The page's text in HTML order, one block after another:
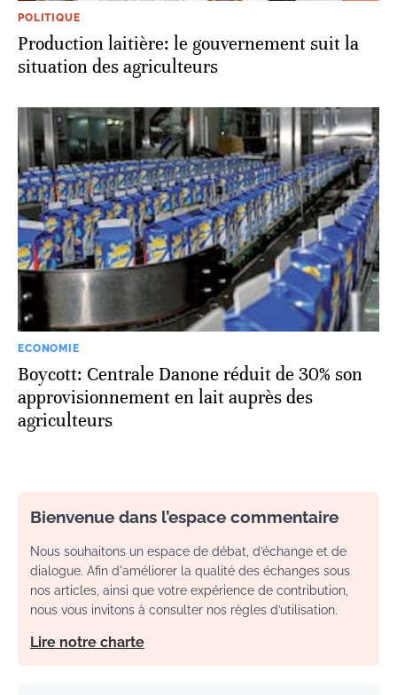
POLITIQUE
Production laitière: le gouvernement suit la
situation des agriculteurs
ECONOMIE
Boycott: Centrale Danone réduit de 30% son
approvisionnement en lait auprès des
agriculteurs
Bienvenue dans l’espace commentaire
Nous souhaitons un espace de débat, d’échange et de
dialogue. Afin d'améliorer la qualité des échanges sous
nos articles, ainsi que votre expérience de contribution,
nous vous invitons à consulter nos règles d’utilisation.
Lire notre charte